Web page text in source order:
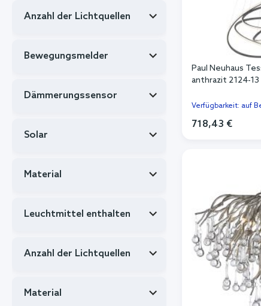
Paul Neuhaus
anthrazit 2124-13
Verfügbarkeit: auf
718,43 €
Anzahl der Lichtquellen
Bewegungsmelder
Dämmerungssensor
Solar
Material
Leuchtmittel enthalten
Anzahl der Lichtquellen
Material